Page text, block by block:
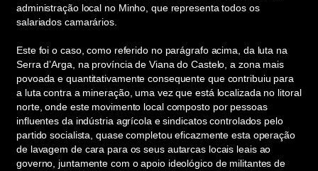
administração local no Minho, que representa todos os
salariados camarários.
Este foi o caso, como referido no parágrafo acima, da luta na
Serra d’Arga, na província de Viana do Castelo, a zona mais
povoada e quantitativamente consequente que contribuiu para
a luta contra a mineração, uma vez que está localizada no litoral
norte, onde este movimento local composto por pessoas
influentes da indústria agrícola e sindicatos controlados pelo
partido socialista, quase completou eficazmente esta operação
de lavagem de cara para os seus autarcas locais leais ao
governo, juntamente com o apoio ideológico de militantes de